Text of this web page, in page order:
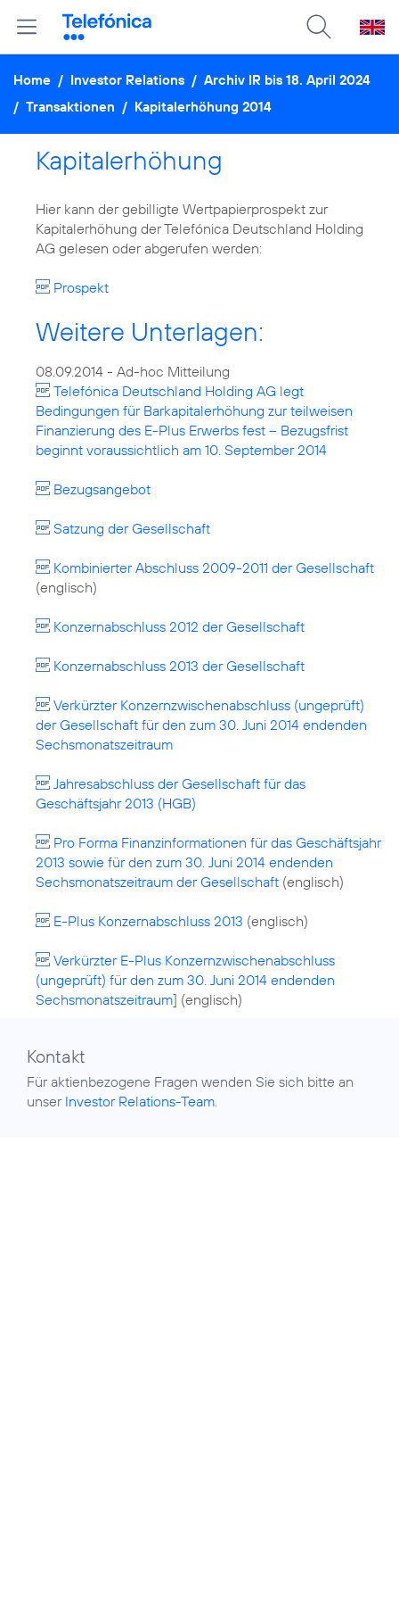
Home / Investor Relations / Archiv IR bis 18. April 2024
/ Transaktionen / Kapitalerhöhung 2014
Kapitalerhöhung
Hier kann der gebilligte Wertpapierprospekt zur
Kapitalerhöhung der Telefónica Deutschland Holding
AG gelesen oder abgerufen werden:
Prospekt
Weitere Unterlagen:
Telefónica Deutschland Holding AG legt
Bedingungen für Barkapitalerhöhung zur teilweisen
Finanzierung des E-Plus Erwerbs fest – Bezugsfrist
beginnt voraussichtlich am 10. September 2014
Bezugsangebot
Satzung der Gesellschaft
Kombinierter Abschluss 2009-2011 der Gesellschaft
(englisch)
Konzernabschluss 2012 der Gesellschaft
Konzernabschluss 2013 der Gesellschaft
Verkürzter Konzernzwischenabschluss (ungeprüft)
der Gesellschaft für den zum 30. Juni 2014 endenden
Sechsmonatszeitraum
Jahresabschluss der Gesellschaft für das
Geschäftsjahr 2013 (HGB)
Pro Forma Finanzinformationen für das Geschäftsjahr
2013 sowie für den zum 30. Juni 2014 endenden
Sechsmonatszeitraum der Gesellschaft (englisch)
E-Plus Konzernabschluss 2013 (englisch)
Verkürzter E-Plus Konzernzwischenabschluss
(ungeprüft) für den zum 30. Juni 2014 endenden
Sechsmonatszeitraum] (englisch)
Kontakt
Für aktienbezogene Fragen wenden Sie sich bitte an
unser Investor Relations-Team.